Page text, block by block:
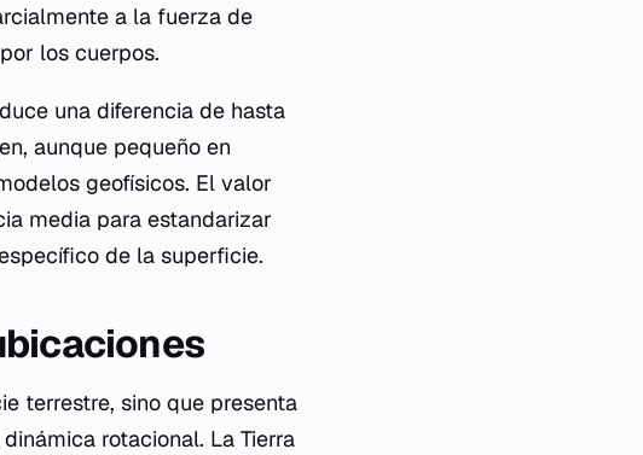
a la fuerza de
los cuerpos.
una diferencia de hasta
aunque pequeño en
geofísicos. El valor
media para estandarizar
de la superficie.
terrestre, sino que presenta
rotacional. La Tierra